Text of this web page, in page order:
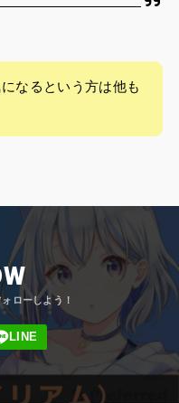
なるという方は他も